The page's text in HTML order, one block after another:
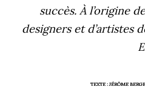
succès. À l’origine
designers et d’artistes
TEXTE : JÉRÔME